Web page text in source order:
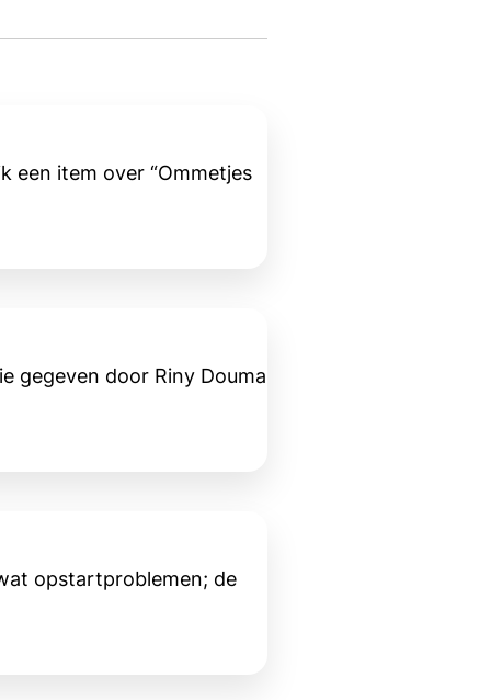
een item over “Ommetjes
gegeven door Riny Douma
opstartproblemen; de